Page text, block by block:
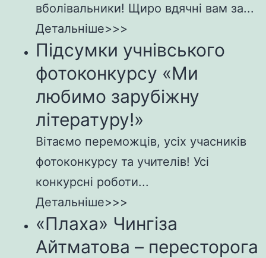
вболівальники! Щиро вдячні вам за...
Детальніше>>>
Підсумки учнівського
фотоконкурсу «Ми
любимо зарубіжну
літературу!»
Вітаємо переможців, усіх учасників
фотоконкурсу та учителів! Усі
конкурсні роботи...
Детальніше>>>
«Плаха» Чингіза
Айтматова – пересторога